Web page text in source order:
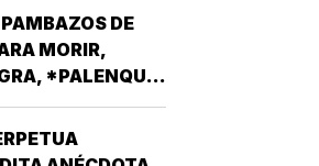
CON LA VISTA
DEL
DEL AÑO
ELECTORAL
DE
MORIR,
*PALENQUE